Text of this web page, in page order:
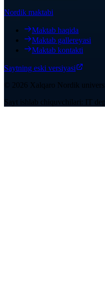
Nordik maktabi
Maktab haqida
Maktab gallereyasi
Maktab kontakti
Saytning eski versiyasi
© 2026 Xalqaro Nordik
Sayt ishlab chiquvchilari: IT